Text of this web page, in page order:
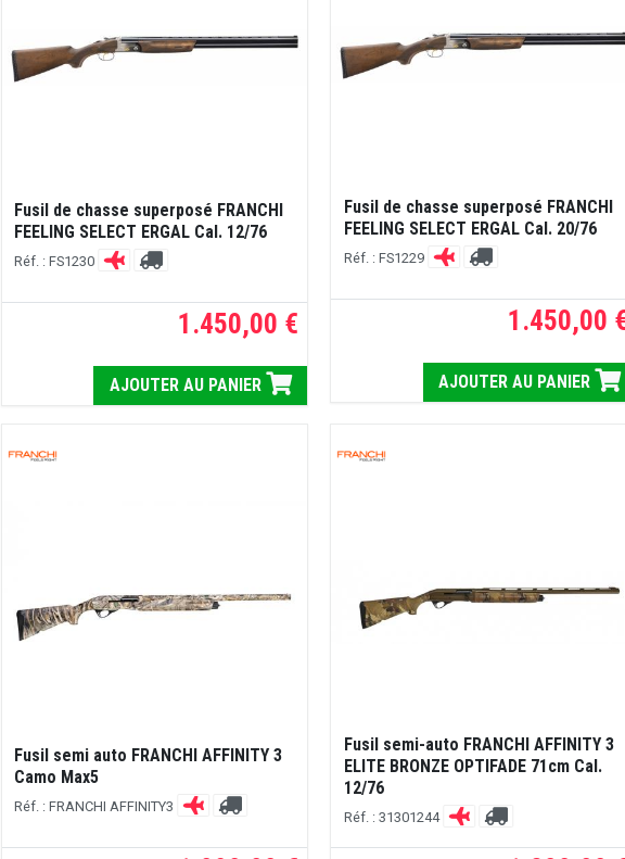
Fusil de chasse superposé FRANCHI
FEELING SELECT ERGAL Cal. 12/76
Réf. : FS1230
1.450,00 €
AJOUTER AU PANIER
Fusil de chasse superposé FRANCHI
FEELING SELECT ERGAL Cal. 20/76
Réf. : FS1229
1.450,00
AJOUTER AU PANIER
Fusil semi auto FRANCHI AFFINITY 3
Camo Max5
Réf. : FRANCHI AFFINITY3
Fusil semi-auto FRANCHI AFFINITY 3
ELITE BRONZE OPTIFADE 71cm Cal.
12/76
Réf. : 31301244